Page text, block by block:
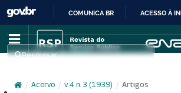
IR
PARA
CONTEÚDO
COMUNICA BR ACESSO À
Pesquisar
/ Acervo / v. 4 n. 3 (1939) / Artigos